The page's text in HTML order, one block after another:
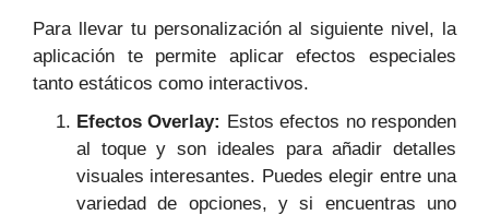
Para llevar tu personalización al siguiente nivel, la
aplicación te permite aplicar efectos especiales
tanto estáticos como interactivos.
Efectos Overlay: Estos efectos no responden
al toque y son ideales para añadir detalles
visuales interesantes. Puedes elegir entre una
variedad de opciones, y si encuentras uno